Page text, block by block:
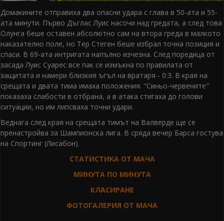
Домакините отправиха два опасни удара с глава в 50-ата и 55-
ата минути. Първо Дъглас Луис насочи над гредата, а след това
Олунга беше оставен абсолютно сам на втора греда в малкото
наказателно поле, но Тер Стеген беше избрал точна позиция и
спаси. В 69-ата интригата напълно изчезна. След поредица от
засада Луис Суарес все пак се измъкна по правилата от
защитата и намери близкия ъгъл на вратаря - 0:3. В края на
срещата и двата тима имаха положения. "Синьо-червените"
показаха слабости в отбрана, а в атака стигаха до голови
ситуации, но им липсваха точни удари.
Веднага след края на срещата тимът на Валверде ще се
пренастройва за Шампионска лига. В сряда вечер Барса гостува
на Спортинг (Лисабон).
СТАТИСТИКА ОТ МАЧА
МИНУТА ПО МИНУТА
КЛАСИРАНЕ
ФОТОГАЛЕРИЯ ОТ МАЧА